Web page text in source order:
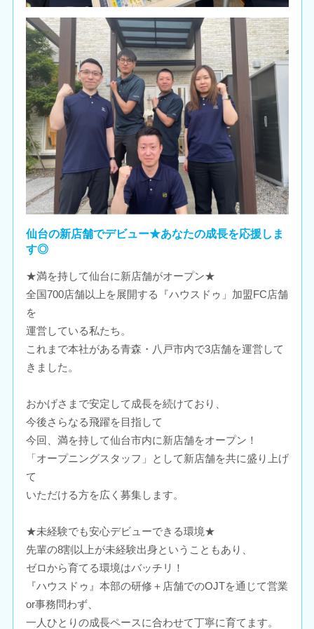
仙台の新店舗でデビュー★あなたの成長を応援しま
す◎
★満を持して仙台に新店舗がオープン★
全国700店舗以上を展開する『ハウスドゥ」加盟FC店舗
を
運営している私たち。
これまで本社がある青森・八戸市内で3店舗を運営して
きました。
おかげさまで安定して成長を続けており、
今後さらなる飛躍を目指して
今回、満を持して仙台市内に新店舗をオープン！
「オープニングスタッフ」として新店舗を共に盛り上げ
て
いただける方を広く募集します。
★未経験でも安心デビューできる環境★
先輩の8割以上が未経験出身ということもあり、
ゼロから育てる環境はバッチリ！
『ハウスドゥ』本部の研修＋店舗でのOJTを通じて営業
or事務問わず、
一人ひとりの成長ペースに合わせて丁寧に育てます。